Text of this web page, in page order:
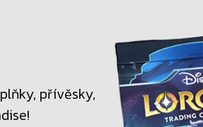
přívěsky,